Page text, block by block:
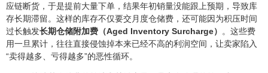
应链断货，于是提前大量下单，结果年初销量没能跟上预期，导致库
存长期滞留。这样的库存不仅要交月度仓储费，还可能因为积压时间
过长触发长期仓储附加费（Aged Inventory Surcharge）
。这些费
用一旦累计，往往直接侵蚀掉本来已经不高的利润空间，让卖家陷入
“卖得越多、亏得越多”的恶性循环。